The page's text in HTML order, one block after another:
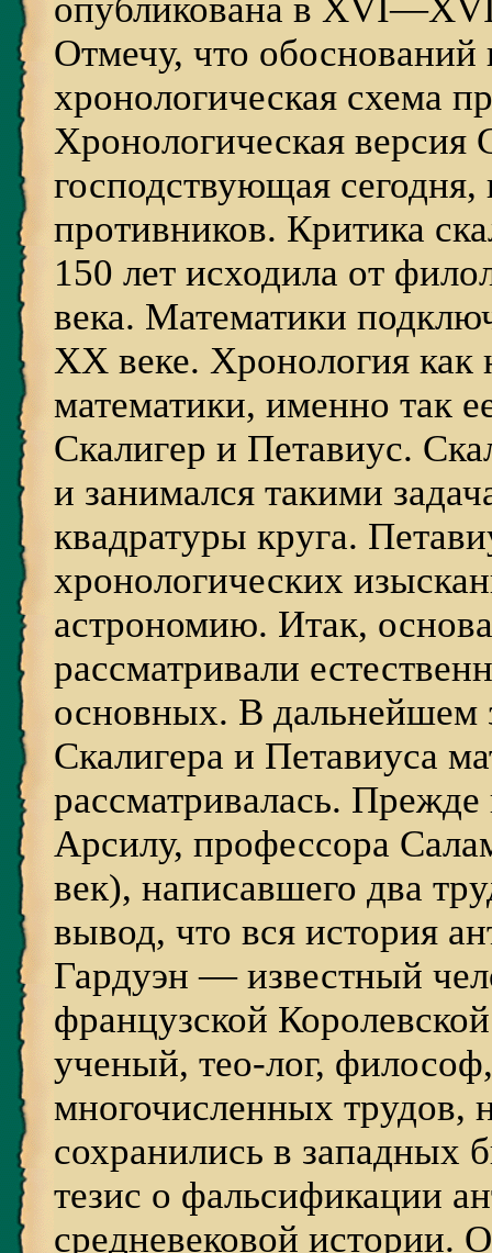
опубликована в
Отмечу, что
хронологическая схема
Хронологическая версия
господствующая
противников. Критика
150 лет исходила от
века. Математики
ХХ веке. Хронология как
математики, именно так
Скалигер и Петавиус.
и занимался такими
квадратуры круга.
хронологических
астрономию. Итак,
рассматривали
основных. В дальнейшем
Скалигера и Петавиуса
рассматривалась.
Арсилу, профессора
век), написавшего два
вывод, что вся история
Гардуэн — известный
французской
ученый, тео-лог,
многочисленных трудов,
сохранились в западных
тезис о фальсификации
средневековой истории.